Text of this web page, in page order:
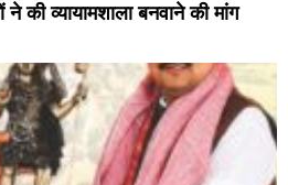
की व्यायामशाला बनवाने की मांग